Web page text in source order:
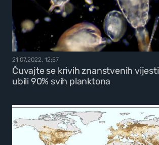
21.07.2022, 12:57
Čuvajte se krivih znanstvenih
ubili 90% svih planktona